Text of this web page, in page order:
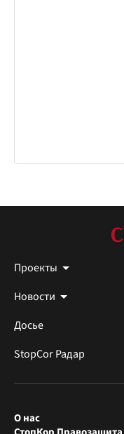
Проекты
Новости
Досье
StopCor Радар
О нас